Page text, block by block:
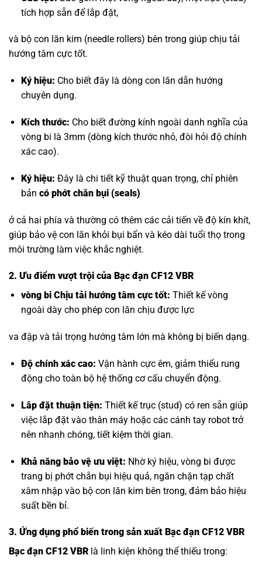
tích hợp sẵn để lắp đặt,
và bộ con lăn kim (needle rollers) bên trong giúp chịu tải
hướng tâm cực tốt.
Ký hiệu: Cho biết đây là dòng con lăn dẫn hướng
chuyên dụng.
Kích thước: Cho biết đường kính ngoài danh nghĩa của
vòng bi là 3mm (dòng kích thước nhỏ, đòi hỏi độ chính
xác cao).
Ký hiệu: Đây là chi tiết kỹ thuật quan trọng, chỉ phiên
bản có phớt chắn bụi (seals)
ở cả hai phía và thường có thêm các cải tiến về độ kín khít,
giúp bảo vệ con lăn khỏi bụi bẩn và kéo dài tuổi thọ trong
môi trường làm việc khắc nghiệt.
2. Ưu điểm vượt trội của Bạc đạn CF12 VBR
vòng bi Chịu tải hướng tâm cực tốt: Thiết kế vòng
ngoài dày cho phép con lăn chịu được lực
va đập và tải trọng hướng tâm lớn mà không bị biến dạng.
Độ chính xác cao: Vận hành cực êm, giảm thiểu rung
động cho toàn bộ hệ thống cơ cấu chuyển động.
Lắp đặt thuận tiện: Thiết kế trục (stud) có ren sẵn giúp
việc lắp đặt vào thân máy hoặc các cánh tay robot trở
nên nhanh chóng, tiết kiệm thời gian.
Khả năng bảo vệ ưu việt: Nhờ ký hiệu, vòng bi được
trang bị phớt chắn bụi hiệu quả, ngăn chặn tạp chất
xâm nhập vào bộ con lăn kim bên trong, đảm bảo hiệu
suất bền bỉ.
3. Ứng dụng phổ biến trong sản xuất Bạc đạn CF12 VBR
Bạc đạn CF12 VBR là linh kiện không thể thiếu trong: